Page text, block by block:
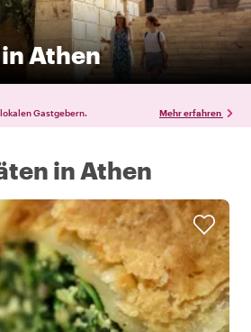
Athen
Gastgebern. Mehr erfahren
in Athen